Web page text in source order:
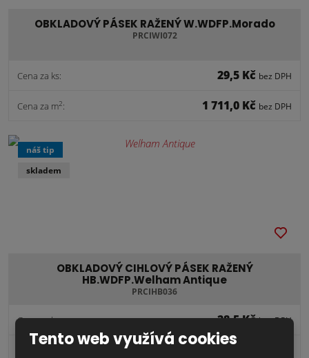
OBKLADOVÝ PÁSEK RAŽENÝ W.WDFP.Morado
PRCIWI072
Cena za ks: 29,5 Kč bez DPH
Cena za m2: 1 711,0 Kč bez DPH
OBKLADOVÝ CIHLOVÝ PÁSEK RAŽENÝ
HB.WDFP.Welham Antique
PRCIHB036
Cena za ks: 28,5 Kčbez DPH
1 653,0 Kč
náš tip
skladem
Tento web využívá cookies